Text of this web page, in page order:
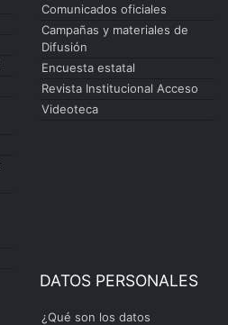
Comunicados oficiales
Campañas y materiales de
Difusión
Encuesta estatal
Revista Institucional Acceso
Videoteca
DATOS PERSONALES
¿Qué son los datos